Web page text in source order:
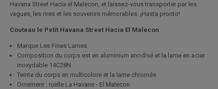
Havana Street Hacia el Malecon, et laissez-vous transporter par les
vagues, les rires et les souvenirs mémorables. ¡Hasta pronto!
Couteau le Petit Havana Street Hacia El Malecon
Marque Les Fines Lames
Composition du corps est en aluminium anodisé et la lame en acier
inoxydable 14C28N
Teinte du corps en multicolore et la lame chromée
Ornement : ruelle La Havane - El Malecon